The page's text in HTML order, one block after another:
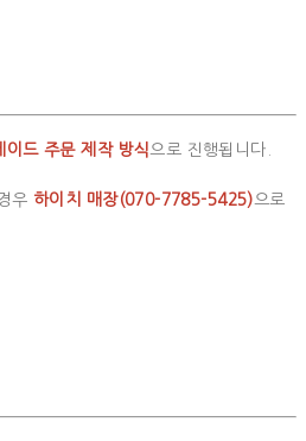
이드 주문 제작 방식으로 진행됩니다.
우 하이치 매장(070-7785-5425)으로